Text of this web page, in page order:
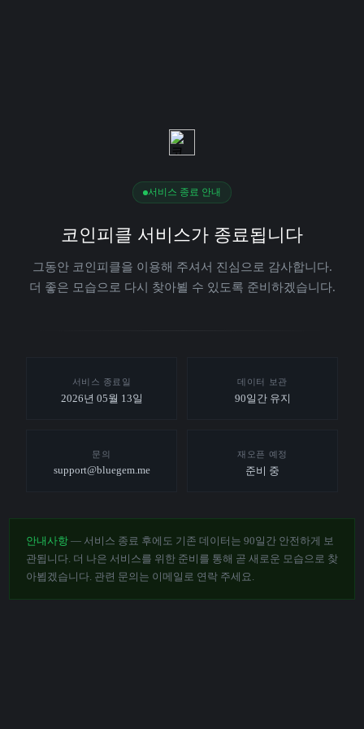
서비스 종료 안내
코인피클 서비스가 종료됩니다
그동안 코인피클을 이용해 주셔서 진심으로 감사합니다.
더 좋은 모습으로 다시 찾아뵐 수 있도록 준비하겠습니다.
서비스 종료일
2026년 05월 13일
데이터 보관
90일간 유지
문의
support@bluegem.me
재오픈 예정
준비 중
안내사항 — 서비스 종료 후에도 기존 데이터는 90일간 안전하게 보
관됩니다. 더 나은 서비스를 위한 준비를 통해 곧 새로운 모습으로 찾
아뵙겠습니다. 관련 문의는 이메일로 연락 주세요.